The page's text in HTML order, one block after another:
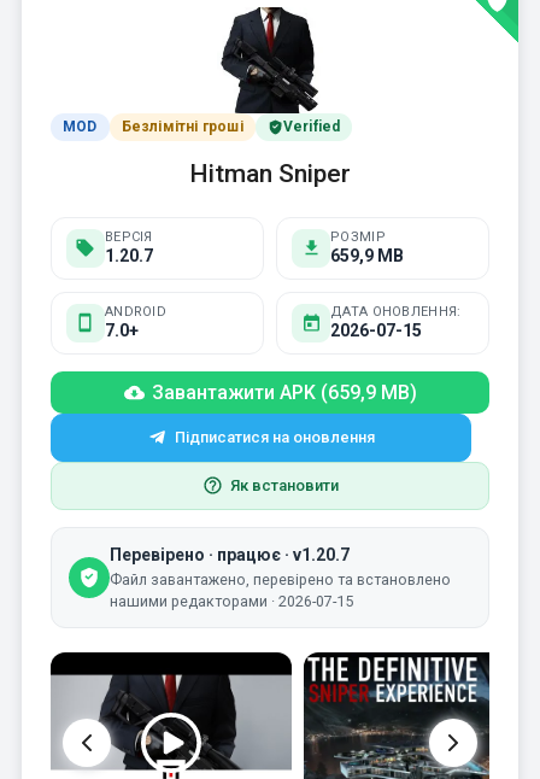
MOD Безлімітні гроші Verified
Hitman Sniper
ВЕРСІЯ
1.20.7
РОЗМІР
659,9 MB
ANDROID
7.0+
ДАТА ОНОВЛЕННЯ:
2026-07-15
Завантажити APK (659,9 MB)
Підписатися на оновлення
Як встановити
Перевірено · працює · v1.20.7
Файл завантажено, перевірено та встановлено
нашими редакторами · 2026-07-15